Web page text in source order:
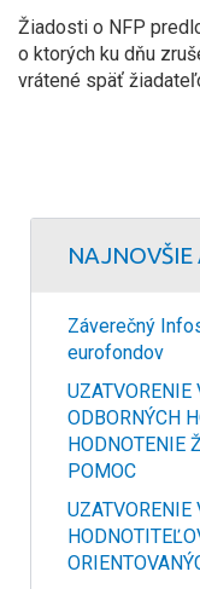
Žiadosti o NFP
o ktorých ku dňu
vrátené späť
Záverečný
eurofondov
UZATVORENIE
ODBORNÝCH
HODNOTENIE
POMOC
UZATVORENIE